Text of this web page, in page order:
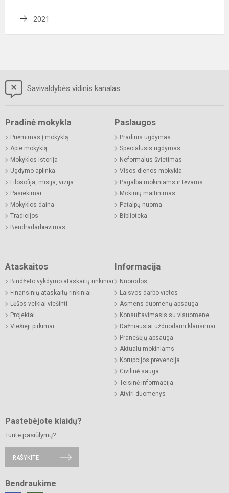
2021
Savivaldybės vidinis kanalas
Pradinė mokykla
Priėmimas į mokyklą
Apie mokyklą
Mokyklos istorija
Ugdymo aplinka
Filosofija, misija, vizija
Pasiekimai
Mokyklos daina
Tradicijos
Bendradarbiavimas
Paslaugos
Pradinis ugdymas
Specialusis ugdymas
Neformalus švietimas
Visos dienos mokykla
Pagalba mokiniams ir tėvams
Mokinių maitinimas
Patalpų nuoma
Biblioteka
Ataskaitos
Biudžeto vykdymo ataskaitų rinkiniai
Finansinių ataskaitų rinkiniai
Lėšos veiklai viešinti
Projektai
Viešieji pirkimai
Informacija
Nuorodos
Laisvos darbo vietos
Asmens duomenų apsauga
Konsultavimasis su visuomene
Dažniausiai užduodami klausimai
Pranešėjų apsauga
Aktualu mokiniams
Korupcijos prevencija
Civilinė sauga
Teisinė informacija
Atviri duomenys
Pastebėjote klaidų?
Turite pasiūlymų?
RAŠYKITE
Bendraukime